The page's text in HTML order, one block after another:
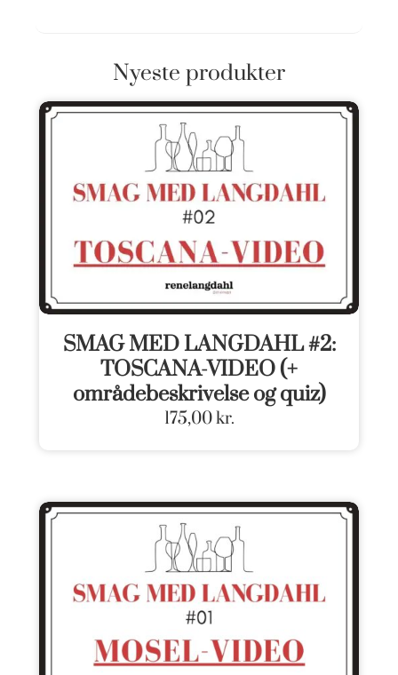
Nyeste produkter
SMAG MED LANGDAHL #2:
TOSCANA-VIDEO (+
områdebeskrivelse og quiz)
175,00kr.